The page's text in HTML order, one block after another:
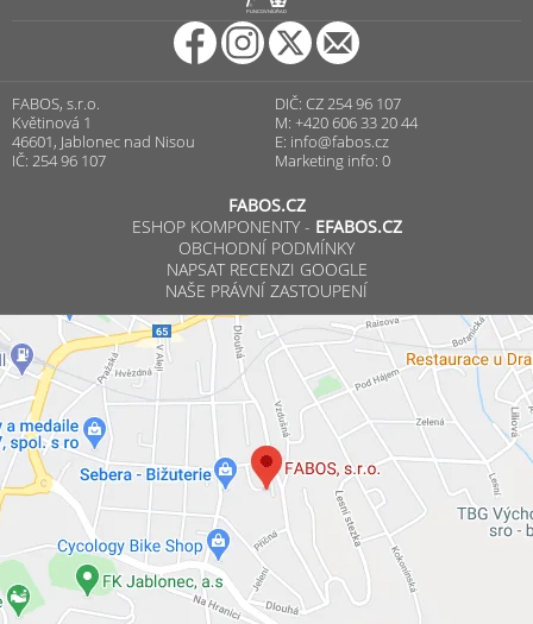
PUNCOVNÍ ÚŘAD
FABOS, s.r.o.
Květinová 1
46601, Jablonec nad Nisou
IČ: 254 96 107
DIČ: CZ 254 96 107
M: +420 606 33 20 44
E: info@fabos.cz
Marketing info: 0
FABOS.CZ
ESHOP KOMPONENTY - EFABOS.CZ
OBCHODNÍ PODMÍNKY
NAPSAT RECENZI GOOGLE
NAŠE PRÁVNÍ ZASTOUPENÍ